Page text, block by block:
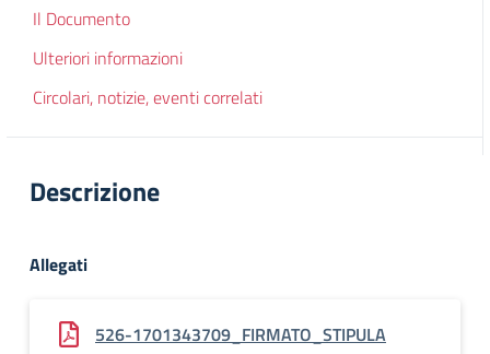
Il Documento
Ulteriori informazioni
Circolari, notizie, eventi correlati
Descrizione
Allegati
526-1701343709_FIRMATO_STIPULA